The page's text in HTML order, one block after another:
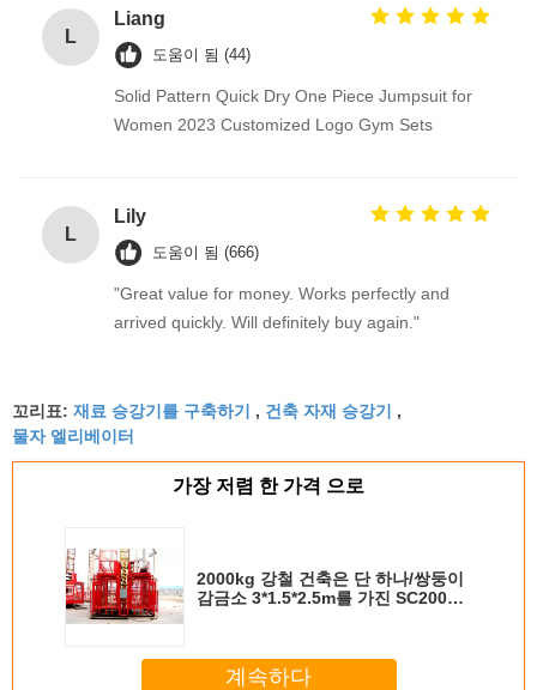
L
Liang
도움이 됨 (44)
Solid Pattern Quick Dry One Piece Jumpsuit for
Women 2023 Customized Logo Gym Sets
L
Lily
도움이 됨 (666)
"Great value for money. Works perfectly and
arrived quickly. Will definitely buy again."
꼬리표: 재료 승강기를 구축하기 , 건축 자재 승강기 ,
물자 엘리베이터
가장 저렴 한 가격 으로
2000kg 강철 건축은 단 하나/쌍둥이
감금소 3*1.5*2.5m를 가진 SC200를
계속하다